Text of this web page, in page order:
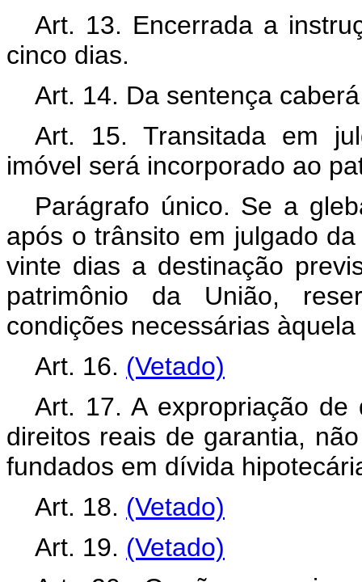
Art. 13. Encerrada a
cinco dias.
Art. 14. Da sentença
Art. 15. Transitada em
imóvel será incorporado ao
Parágrafo único. Se a
após o trânsito em julgado
vinte dias a destinação
patrimônio da União,
condições necessárias
Art. 16. (Vetado)
Art. 17. A expropriação
direitos reais de garantia,
fundados em dívida
Art. 18. (Vetado)
Art. 19. (Vetado)